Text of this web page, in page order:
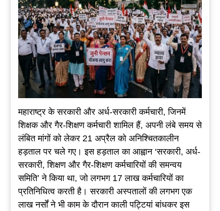
महाराष्ट्र के सरकारी और अर्ध-सरकारी कर्मचारी, जिनमें
शिक्षक और गैर-शिक्षण कर्मचारी शामिल हैं, अपनी लंबे समय से
लंबित मांगों को लेकर 21 अप्रैल को अनिश्चितकालीन
हड़ताल पर चले गए। इस हड़ताल का आह्वान ‘सरकारी, अर्ध-
सरकारी, शिक्षण और गैर-शिक्षण कर्मचारियों की समन्वय
समिति’ ने किया था, जो लगभग 17 लाख कर्मचारियों का
प्रतिनिधित्व करती है। सरकारी अस्पतालों की लगभग एक
लाख नर्सों ने भी काम के दौरान काली पट्टियां बांधकर इस